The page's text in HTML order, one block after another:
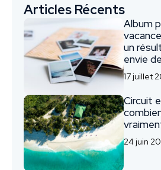
Articles Récents
Album
un
envie
17 juillet
Circuit
24 juin